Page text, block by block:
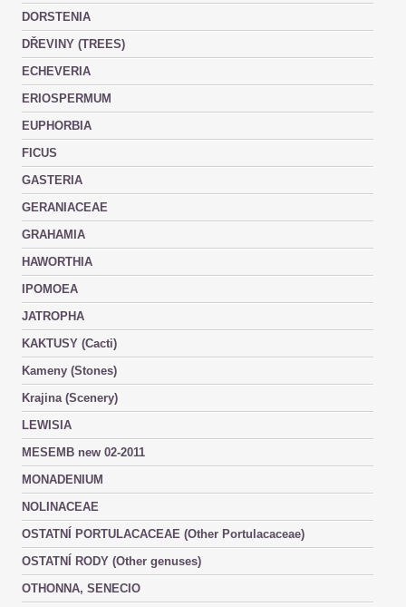
DORSTENIA
DŘEVINY (TREES)
ECHEVERIA
ERIOSPERMUM
EUPHORBIA
FICUS
GASTERIA
GERANIACEAE
GRAHAMIA
HAWORTHIA
IPOMOEA
JATROPHA
KAKTUSY (Cacti)
Kameny (Stones)
Krajina (Scenery)
LEWISIA
MESEMB new 02-2011
MONADENIUM
NOLINACEAE
OSTATNÍ PORTULACACEAE (Other Portulacaceae)
OSTATNÍ RODY (Other genuses)
OTHONNA, SENECIO